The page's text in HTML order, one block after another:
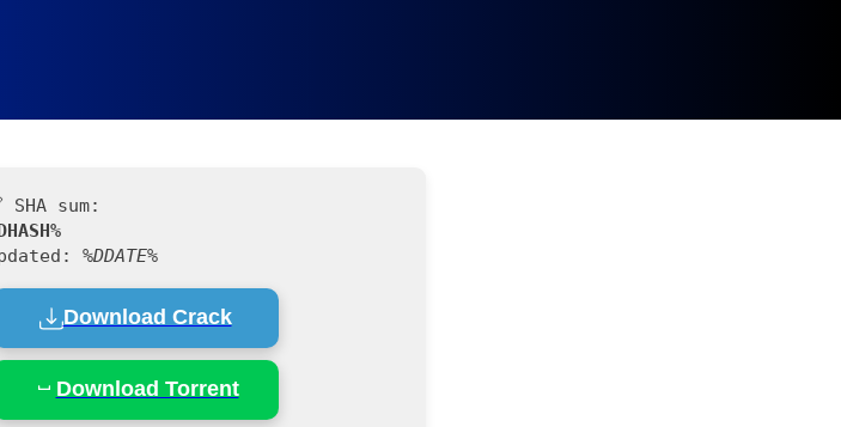
10 FileHippo
SHA sum:
%DDATE%
Download Crack
Download Torrent